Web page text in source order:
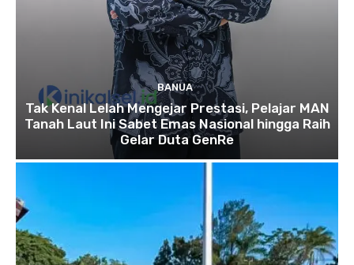
BANUA
Tak Kenal Lelah Mengejar Prestasi, Pelajar MAN
Tanah Laut Ini Sabet Emas Nasional hingga Raih
Gelar Duta GenRe